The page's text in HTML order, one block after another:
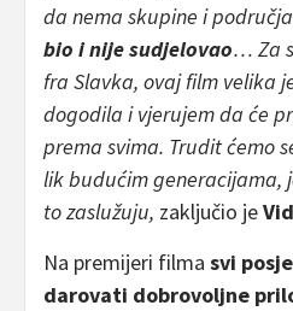
da nema skupine i područja
bio i nije sudjelovao… Za
fra Slavka, ovaj film velika
dogodila i vjerujem da će
prema svima. Trudit ćemo
lik budućim generacijama,
to zaslužuju, zaključio je
Na premijeri filma svi
darovati dobrovoljne